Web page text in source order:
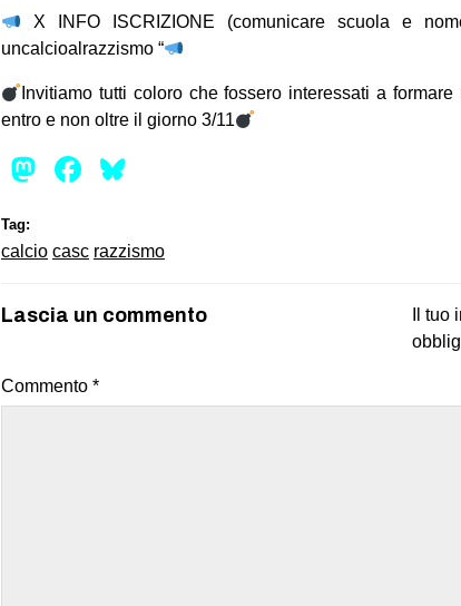
X INFO ISCRIZIONE (comunicare scuola e
uncalcioalrazzismo “
Invitiamo tutti coloro che fossero interessati a
entro e non oltre il giorno 3/11
Mastodon
Facebook
Tag:
calcio casc razzismo
Lascia un commento Il
Commento *